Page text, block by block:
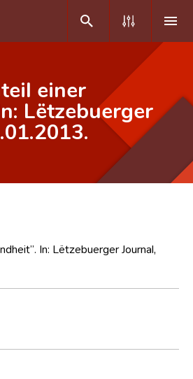
einer
Lëtzebuerger
In: Lëtzebuerger Journal,